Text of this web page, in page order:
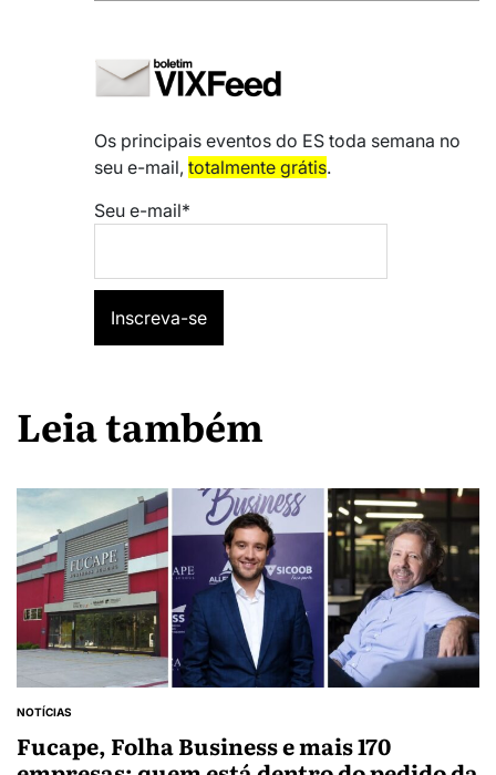
Os principais eventos do ES toda semana no
seu e-mail, totalmente grátis.
Seu e-mail*
Leia também
NOTÍCIAS
Fucape, Folha Business e mais 170